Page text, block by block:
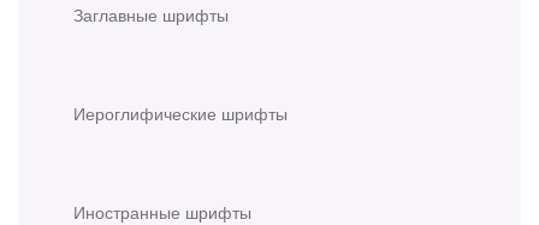
Заглавные шрифты
Иероглифические шрифты
Иностранные шрифты